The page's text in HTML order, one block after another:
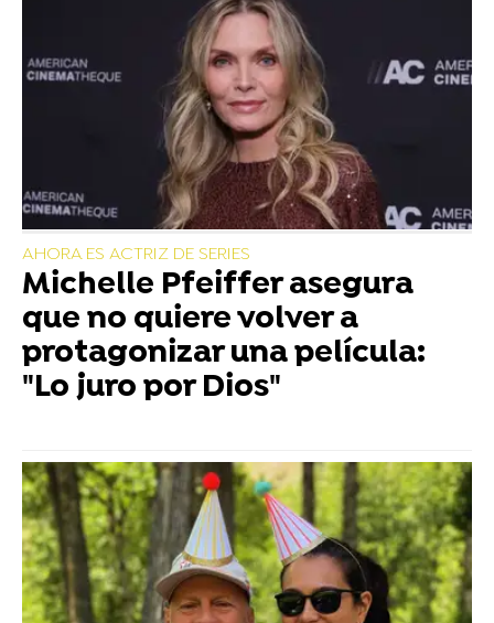
AHORA ES ACTRIZ DE SERIES
Michelle Pfeiffer asegura
que no quiere volver a
protagonizar una película:
"Lo juro por Dios"